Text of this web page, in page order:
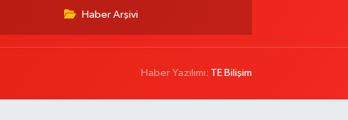
Haber Arşivi
Haber Yazılımı: TE Bilişim